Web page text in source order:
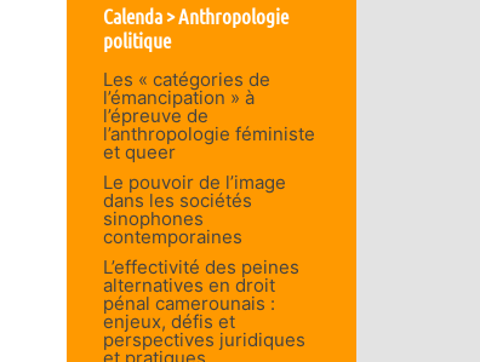
Calenda > Anthropologie
politique
Les « catégories de
l’émancipation » à
l’épreuve de
l’anthropologie féministe
et queer
Le pouvoir de l’image
dans les sociétés
sinophones
contemporaines
L’effectivité des peines
alternatives en droit
pénal camerounais :
enjeux, défis et
perspectives juridiques